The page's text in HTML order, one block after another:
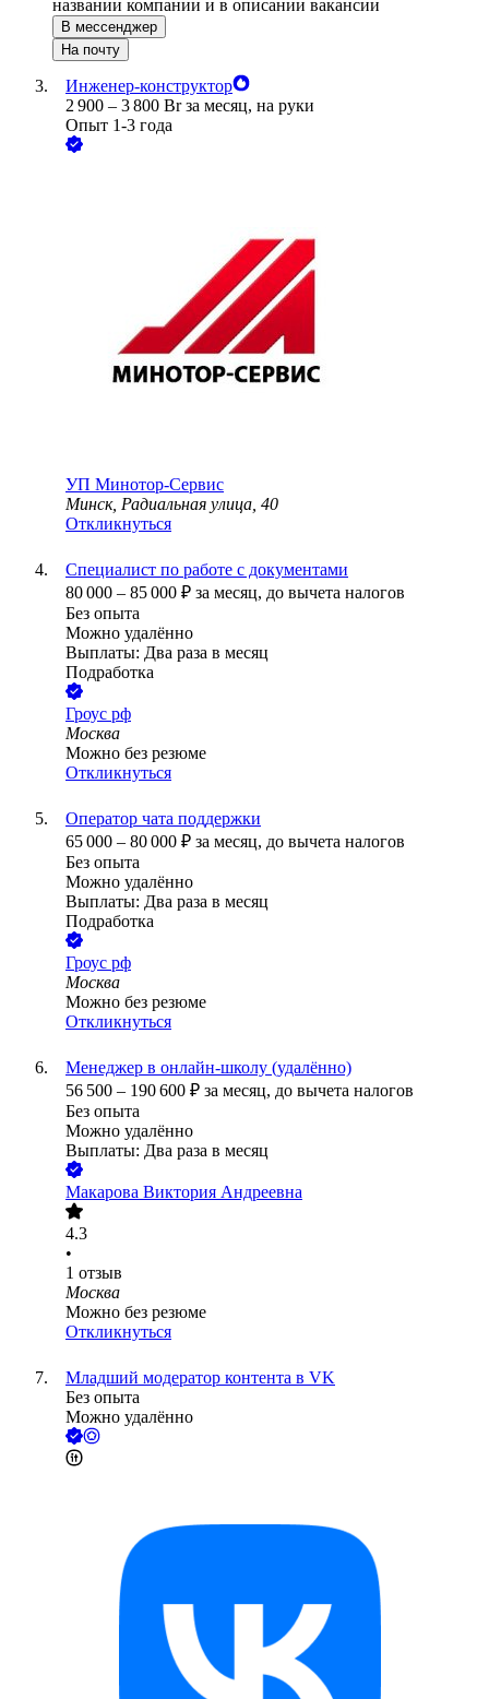
названии компании и в описании вакансии
В мессенджер
На почту
Инженер-конструктор
2 900 – 3 800 Br за месяц, на руки
Опыт 1-3 года
УП Минотор-Сервис
Минск, Радиальная улица, 40
Откликнуться
Специалист по работе с документами
80 000 – 85 000 ₽ за месяц, до вычета налогов
Без опыта
Можно удалённо
Выплаты: Два раза в месяц
Подработка
Гроус рф
Москва
Можно без резюме
Откликнуться
Оператор чата поддержки
65 000 – 80 000 ₽ за месяц, до вычета налогов
Без опыта
Можно удалённо
Выплаты: Два раза в месяц
Подработка
Гроус рф
Москва
Можно без резюме
Откликнуться
Менеджер в онлайн-школу (удалённо)
56 500 – 190 600 ₽ за месяц, до вычета налогов
Без опыта
Можно удалённо
Выплаты: Два раза в месяц
Макарова Виктория Андреевна
4.3
•
1 отзыв
Москва
Можно без резюме
Откликнуться
Младший модератор контента в VK
Без опыта
Можно удалённо